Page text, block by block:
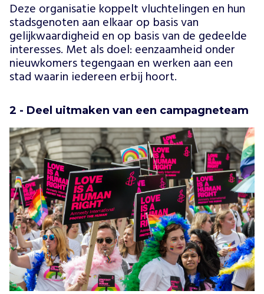
Deze organisatie koppelt vluchtelingen en hun
stadsgenoten aan elkaar op basis van
gelijkwaardigheid en op basis van de gedeelde
interesses. Met als doel: eenzaamheid onder
nieuwkomers tegengaan en werken aan een
stad waarin iedereen erbij hoort.
2 - Deel uitmaken van een campagneteam